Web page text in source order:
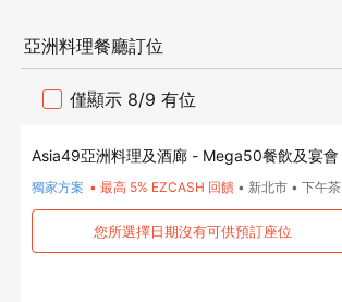
亞洲料理餐廳訂位
僅顯示 8/9 有位
Asia49亞洲料理及酒廊 - Mega50餐飲及宴會
獨家方案 •最高 5% EZCASH 回饋 • 新北市 •下午茶
您所選擇日期沒有可供預訂座位